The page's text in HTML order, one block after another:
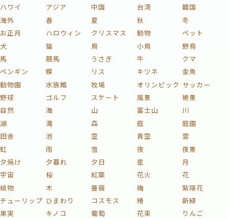
ハワイ
アジア 中国 台湾
韓国
海外
春 夏 秋
冬
お正月
ハロウィン クリスマス 動物
ペット
犬
猫 鳥 小鳥
野鳥
馬
競馬 うさぎ 牛
クマ
ペンギン
蝶 リス キツネ
金魚
動物園
水族館 牧場 オリンピック サッカー
野球
ゴルフ スケート 風景
絶景
自然
海 山 富士山
川
湖
滝 森 庭
庭園
田舎
池 空 青空
雲
虹
雨 雪 夜
夜景
夕焼け
夕暮れ 夕日 星
月
宇宙
桜 紅葉 花火
花
植物
木 薔薇 梅
紫陽花
チューリップ ひまわり コスモス 椿
新緑
果実
キノコ 葡萄 花束
りんご